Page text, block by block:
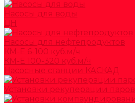
Насосы для воды
ЦН
Насосы для нефтепродуктов
КМ-Е 6-100 куб.м/ч
КМ-Е 100-320 куб.м/ч
Насосные станции КАСКАД
Установки рекуперации паров